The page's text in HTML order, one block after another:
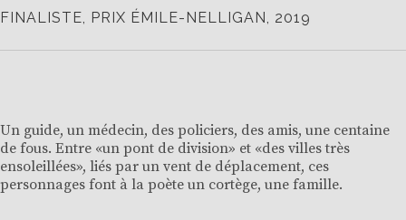
FINALISTE, PRIX ÉMILE-NELLIGAN, 2019
Un guide, un médecin, des policiers, des amis, une centaine
de fous. Entre «un pont de division» et «des villes très
ensoleillées», liés par un vent de déplacement, ces
personnages font à la poète un cortège, une famille.